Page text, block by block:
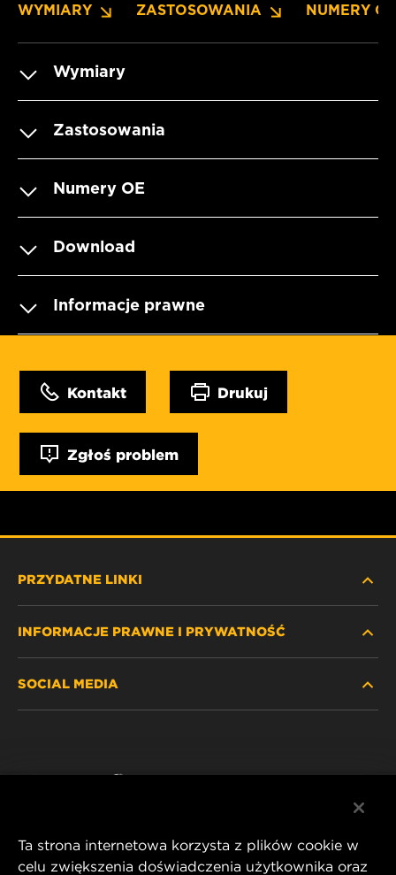
WYMIARY ZASTOSOWANIA NUMERY OE
Wymiary
Zastosowania
Numery OE
Download
Informacje prawne
Kontakt Drukuj
Zgłoś problem
PRZYDATNE LINKI
GDZIE KUPIĆ
INFORMACJE PRAWNE I PRYWATNOŚĆ
SOCIAL MEDIA
Ta strona internetowa korzysta z plików cookie w
celu zwiększenia doświadczenia użytkownika oraz